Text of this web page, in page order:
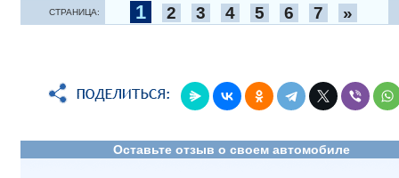
СТРАНИЦА: 1 2 3 4 5 6 7 »
Оставьте отзыв о своем автомобиле